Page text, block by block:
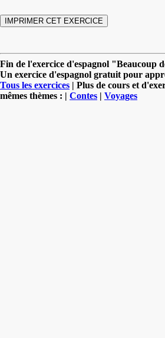
Fin de l'exercice d'espagnol "Beaucoup
Un exercice d'espagnol gratuit pour
Tous les exercices | Plus de cours et
mêmes thèmes : | Contes | Voyages